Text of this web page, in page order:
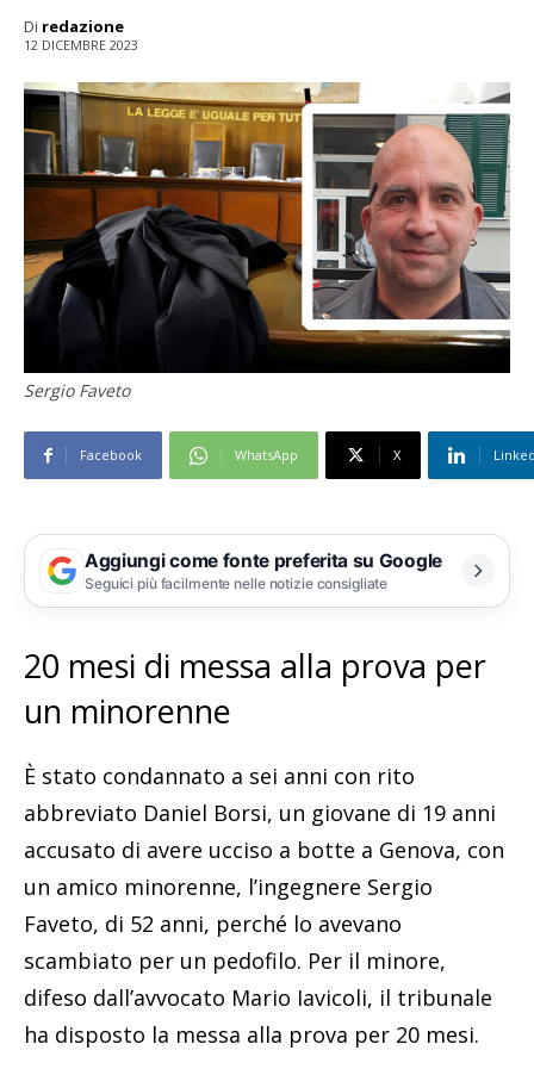
Di redazione
12 DICEMBRE 2023
Sergio Faveto
Facebook WhatsApp X
Aggiungi come fonte preferita su Google
Seguici più facilmente nelle notizie consigliate
20 mesi di messa alla prova per
un minorenne
È stato condannato a sei anni con rito
abbreviato Daniel Borsi, un giovane di 19 anni
accusato di avere ucciso a botte a Genova, con
un amico minorenne, l’ingegnere Sergio
Faveto, di 52 anni, perché lo avevano
scambiato per un pedofilo. Per il minore,
difeso dall’avvocato Mario Iavicoli, il tribunale
ha disposto la messa alla prova per 20 mesi.